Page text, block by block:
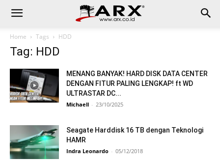
Home Tags HDD
Tag: HDD
MENANG BANYAK! HARD DISK DATA CENTER
DENGAN FITUR PALING LENGKAP! ft WD
ULTRASTAR DC...
Michaell - 23/10/2025
Seagate Harddisk 16 TB dengan Teknologi
HAMR
Indra Leonardo - 05/12/2018